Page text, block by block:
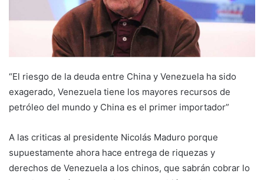
“El riesgo de la deuda entre China y Venezuela ha sido
exagerado, Venezuela tiene los mayores recursos de
petróleo del mundo y China es el primer importador”
A las criticas al presidente Nicolás Maduro porque
supuestamente ahora hace entrega de riquezas y
derechos de Venezuela a los chinos, que sabrán cobrar lo